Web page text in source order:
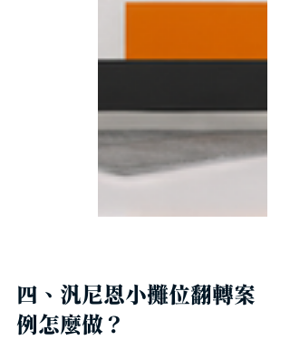
四、汎尼恩小攤位翻轉案
例怎麼做？